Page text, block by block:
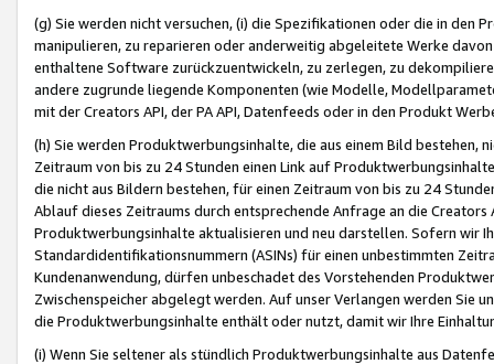
(g) Sie werden nicht versuchen, (i) die Spezifikationen oder die in
manipulieren, zu reparieren oder anderweitig abgeleitete Werke
enthaltene Software zurückzuentwickeln, zu zerlegen, zu
andere zugrunde liegende Komponenten (wie Modelle,
mit der Creators API, der PA API, Datenfeeds oder in den Produkt
(h) Sie werden Produktwerbungsinhalte, die aus einem Bild bestehen,
Zeitraum von bis zu 24 Stunden einen Link auf
die nicht aus Bildern bestehen, für einen Zeitraum von bis zu 24
Ablauf dieses Zeitraums durch entsprechende Anfrage an die
Produktwerbungsinhalte aktualisieren und neu darstellen. Sofern wir
Standardidentifikationsnummern (ASINs) für einen unbestimmten
Kundenanwendung, dürfen unbeschadet des Vorstehenden
Zwischenspeicher abgelegt werden. Auf unser Verlangen werden Sie
die Produktwerbungsinhalte enthält oder nutzt, damit wir Ihre
(i) Wenn Sie seltener als stündlich Produktwerbungsinhalte aus